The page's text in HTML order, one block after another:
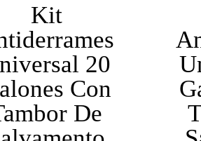
Kit
20
Con
De